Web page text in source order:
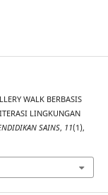
WALK BERBASIS
LINGKUNGAN
SAINS, 11(1),